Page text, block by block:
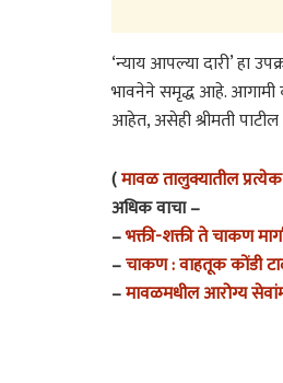
‘न्याय आपल्या दारी’ हा
भावनेने समृद्ध आहे. आगामी
आहेत, असेही श्रीमती
(मावळ तालुक्यातील
अधिक वाचा –
–भक्ती-शक्ती ते चाकण
–चाकण : वाहतूक कोंडी
–मावळमधील आरोग्य